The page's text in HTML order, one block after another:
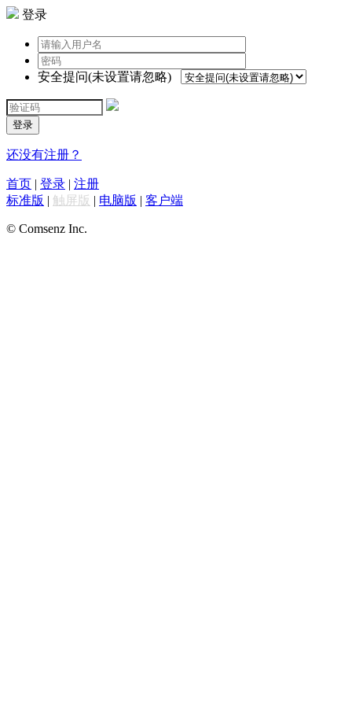
登录
安全提问(未设置请忽略)
登录
还没有注册？
首页 | 登录 | 注册
标准版 | 触屏版 | 电脑版 | 客户端
© Comsenz Inc.